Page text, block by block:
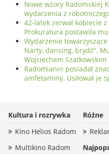
Nowe wzory Radomskiej
wydarzenia z
42-latek zerwał kobiecie z
Prokuratura postawiła
Wydarzenie
Narty, dansing, brydż”.
Wojciechem Szatkowskim
Radomianin posiadał
amfetaminy. Usiłował je
Kultura i rozrywka
Kino Helios Radom
Multikino Radom
Różne